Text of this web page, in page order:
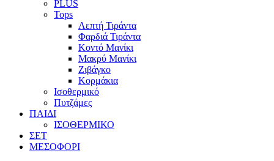
PLUS
Tops
Λεπτή Τιράντα
Φαρδιά Τιράντα
Κοντό Μανίκι
Μακρύ Μανίκι
Ζιβάγκο
Κορμάκια
Ισοθερμικό
Πυτζάμες
ΠΑΙΔΙ
ΙΣΟΘΕΡΜΙΚΟ
ΣΕΤ
ΜΕΣΟΦΟΡΙ